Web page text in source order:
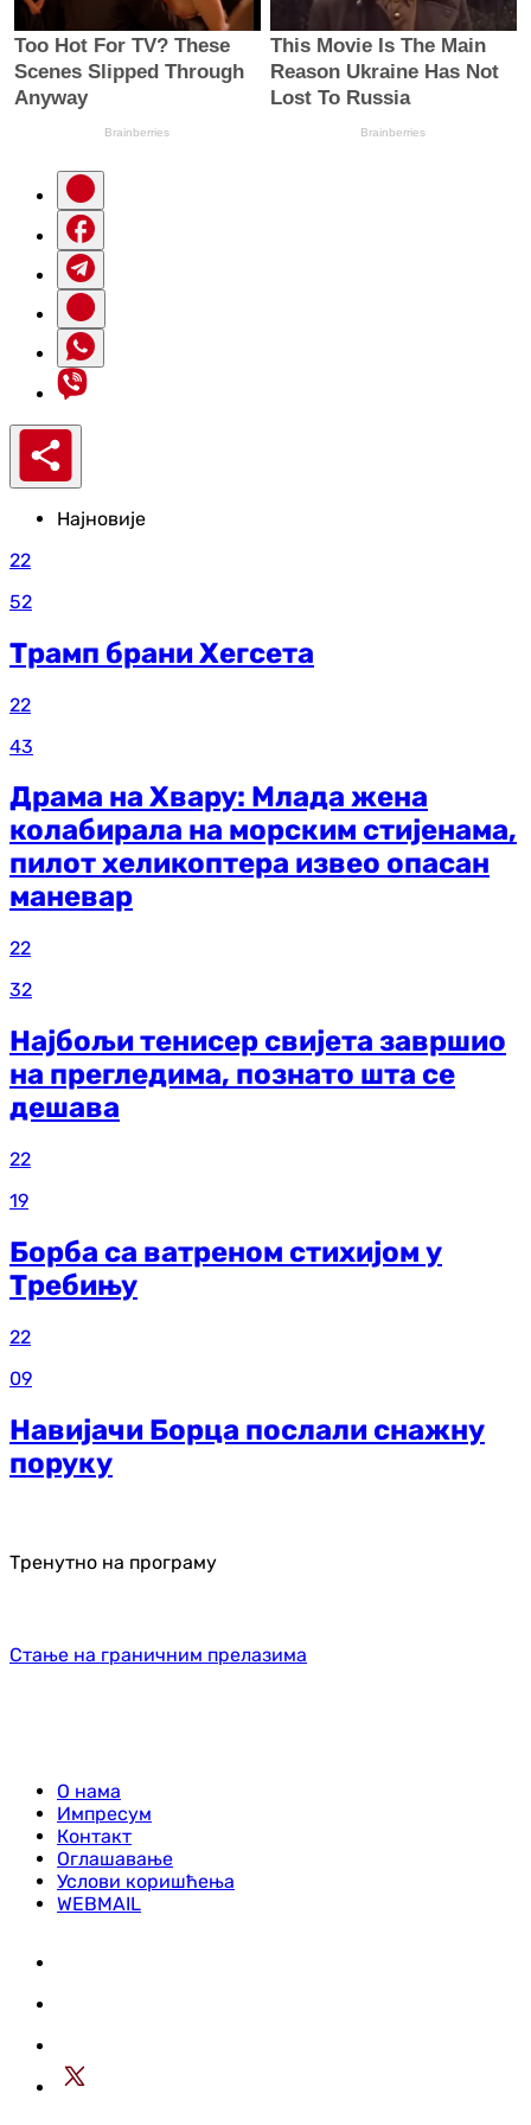
Најновије
22
52
Трамп брани Хегсета
22
43
Драма на Хвару: Млада жена
колабирала на морским стијенама,
пилот хеликоптера извео опасан
маневар
22
32
Најбољи тенисер свијета завршио
на прегледима, познато шта се
дешава
22
19
Борба са ватреном стихијом у
Требињу
22
09
Навијачи Борца послали снажну
поруку
Тренутно на програму
Стање на граничним прелазима
О нама
Импресум
Контакт
Оглашавање
Услови коришћења
WEBMAIL